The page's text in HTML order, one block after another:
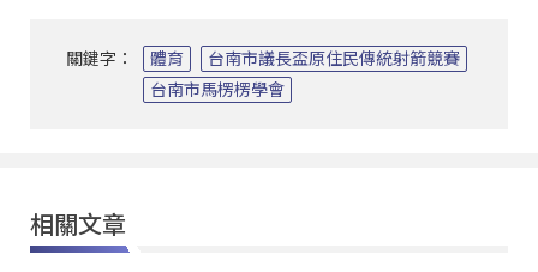
關鍵字： 體育
台南市議長盃原住民傳統射箭競賽
台南市馬楞楞學會
相關文章